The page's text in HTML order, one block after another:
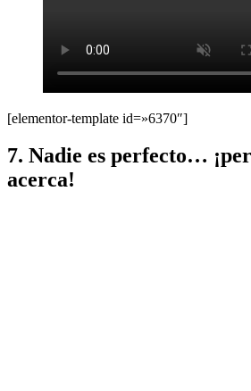
[elementor-template id=»6370″]
7. Nadie es perfecto…
acerca!